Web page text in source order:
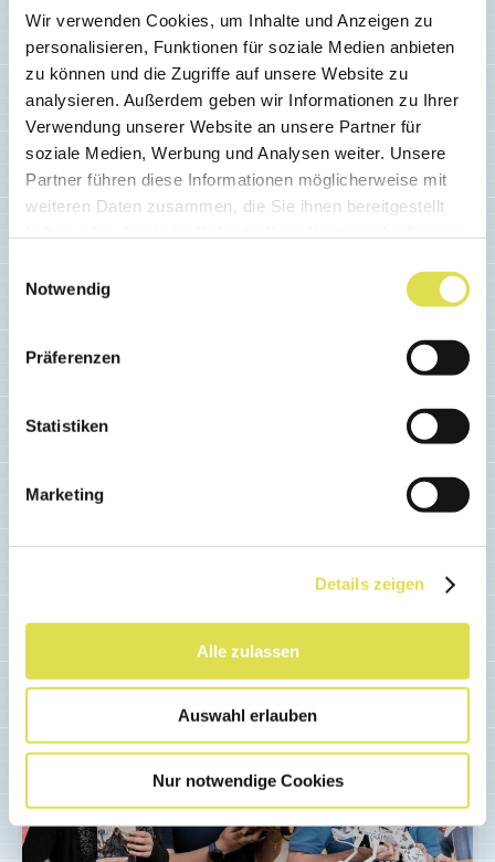
Wir verwenden Cookies, um Inhalte und Anzeigen zu
personalisieren, Funktionen für soziale Medien anbieten
zu können und die Zugriffe auf unsere Website zu
analysieren. Außerdem geben wir Informationen zu Ihrer
Verwendung unserer Website an unsere Partner für
soziale Medien, Werbung und Analysen weiter. Unsere
Partner führen diese Informationen möglicherweise mit
weiteren Daten zusammen, die Sie ihnen bereitgestellt
Einwilligungsauswahl
Notwendig
Präferenzen
Statistiken
Marketing
Details zeigen
Alle zulassen
Auswahl erlauben
Nur notwendige Cookies
WETTBEWERBE
- Class 2cdh